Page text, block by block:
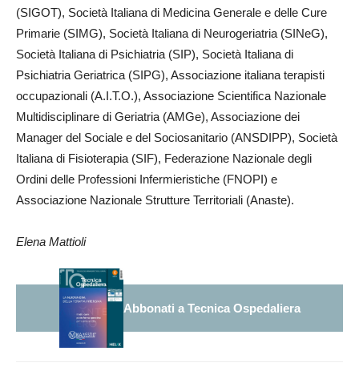
(SIGOT), Società Italiana di Medicina Generale e delle Cure
Primarie (SIMG), Società Italiana di Neurogeriatria (SINeG),
Società Italiana di Psichiatria (SIP), Società Italiana di
Psichiatria Geriatrica (SIPG), Associazione italiana terapisti
occupazionali (A.I.T.O.), Associazione Scientifica Nazionale
Multidisciplinare di Geriatria (AMGe), Associazione dei
Manager del Sociale e del Sociosanitario (ANSDIPP), Società
Italiana di Fisioterapia (SIF), Federazione Nazionale degli
Ordini delle Professioni Infermieristiche (FNOPI) e
Associazione Nazionale Strutture Territoriali (Anaste).
Elena Mattioli
Abbonati a Tecnica Ospedaliera